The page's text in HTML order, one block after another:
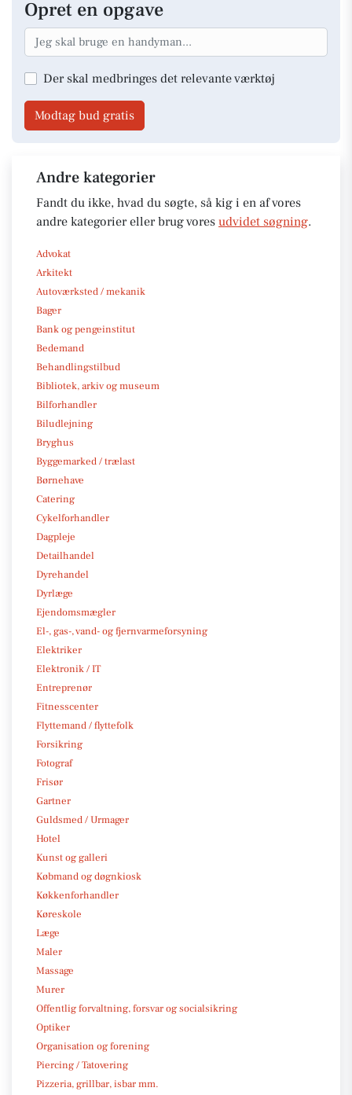
Opret en opgave
Der skal medbringes det relevante værktøj
Modtag bud gratis
Andre kategorier
Fandt du ikke, hvad du søgte, så kig i en af vores
andre kategorier eller brug vores udvidet søgning.
Advokat
Arkitekt
Autoværksted / mekanik
Bager
Bank og pengeinstitut
Bedemand
Behandlingstilbud
Bibliotek, arkiv og museum
Bilforhandler
Biludlejning
Bryghus
Byggemarked / trælast
Børnehave
Catering
Cykelforhandler
Dagpleje
Detailhandel
Dyrehandel
Dyrlæge
Ejendomsmægler
El-, gas-, vand- og fjernvarmeforsyning
Elektriker
Elektronik / IT
Entreprenør
Fitnesscenter
Flyttemand / flyttefolk
Forsikring
Fotograf
Frisør
Gartner
Guldsmed / Urmager
Hotel
Kunst og galleri
Købmand og døgnkiosk
Køkkenforhandler
Køreskole
Læge
Maler
Massage
Murer
Offentlig forvaltning, forsvar og socialsikring
Optiker
Organisation og forening
Piercing / Tatovering
Pizzeria, grillbar, isbar mm.